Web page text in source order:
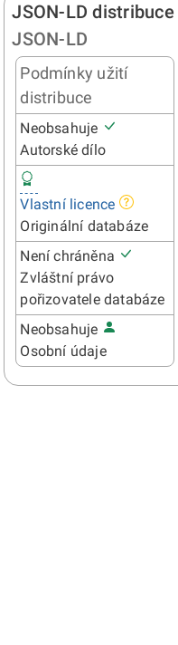
JSON-LD distribuce
JSON-LD
Podmínky užití
distribuce
Neobsahuje
Autorské dílo
Vlastní licence
Originální databáze
Není chráněna
Zvláštní právo
pořizovatele databáze
Neobsahuje
Osobní údaje